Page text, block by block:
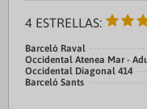
4 ESTRELLAS:
Barceló Raval
Occidental Atenea Mar -
Occidental Diagonal 414
Barceló Sants